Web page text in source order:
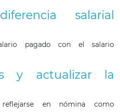
salarial
pagado con el salario
y actualizar la
en nómina como